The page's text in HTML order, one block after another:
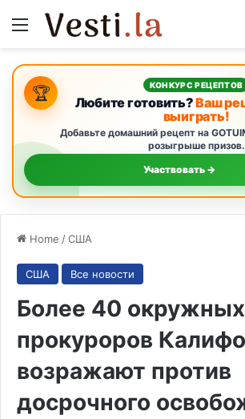
Menu
🏆 КОНКУРС РЕЦЕПТОВ
Любите готовить?Ваш
выиграть!
Добавьте домашний рецепт на
розыгрыше призов.
Участвовать →
Home /США
США Все новости
Более 40 окружных
прокуроров
возражают против
досрочного